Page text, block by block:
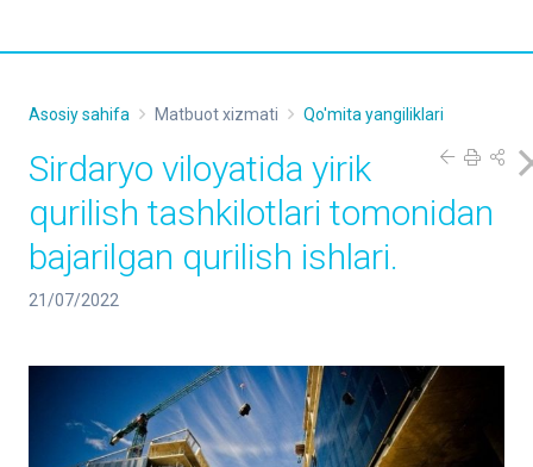
Asosiy sahifa Matbuot xizmati Qo'mita yangiliklari
Sirdaryo viloyatida yirik
qurilish tashkilotlari tomonidan
bajarilgan qurilish ishlari.
21/07/2022